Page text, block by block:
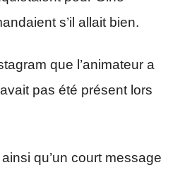
s’il allait bien.
que l’animateur a
pas été présent lors
qu’un court message